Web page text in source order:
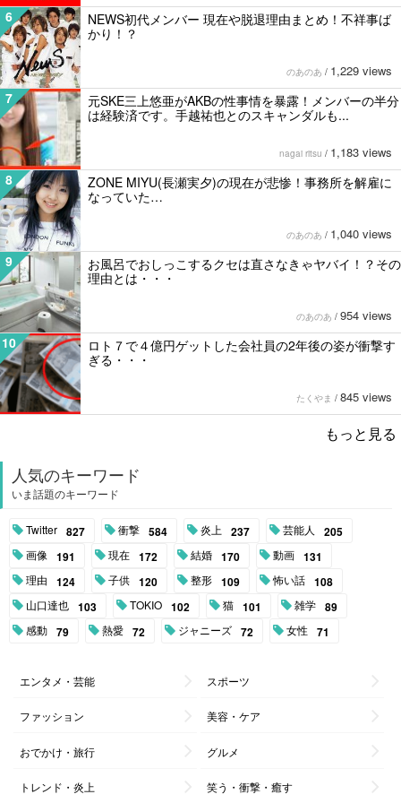
6
NEWS初代メンバー 現在や脱退理由まとめ！不祥事ば
かり！？
のあのあ / 1,229 views
7
元SKE三上悠亜がAKBの性事情を暴露！メンバーの半分
は経験済です。手越祐也とのスキャンダルも...
nagai ritsu / 1,183 views
8
ZONE MIYU(長瀬実夕)の現在が悲惨！事務所を解雇に
なっていた…
のあのあ / 1,040 views
9
お風呂でおしっこするクセは直さなきゃヤバイ！？その
理由とは・・・
のあのあ / 954 views
10
ロト７で４億円ゲットした会社員の2年後の姿が衝撃す
ぎる・・・
たくやま / 845 views
もっと見る
人気のキーワード
いま話題のキーワード
Twitter 827 衝撃 584 炎上 237 芸能人 205
画像 191 現在 172 結婚 170 動画 131
理由 124 子供 120 整形 109 怖い話 108
山口達也 103 TOKIO 102 猫 101 雑学 89
感動 79 熱愛 72 ジャニーズ 72 女性 71
エンタメ・芸能 スポーツ
ファッション 美容・ケア
おでかけ・旅行 グルメ
トレンド・炎上 笑う・衝撃・癒す